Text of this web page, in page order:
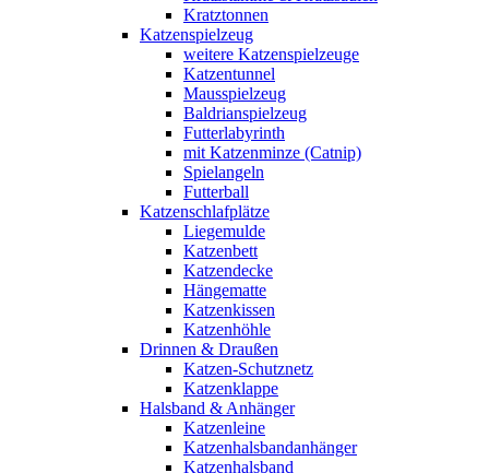
Kratztonnen
Katzenspielzeug
weitere Katzenspielzeuge
Katzentunnel
Mausspielzeug
Baldrianspielzeug
Futterlabyrinth
mit Katzenminze (Catnip)
Spielangeln
Futterball
Katzenschlafplätze
Liegemulde
Katzenbett
Katzendecke
Hängematte
Katzenkissen
Katzenhöhle
Drinnen & Draußen
Katzen-Schutznetz
Katzenklappe
Halsband & Anhänger
Katzenleine
Katzenhalsbandanhänger
Katzenhalsband